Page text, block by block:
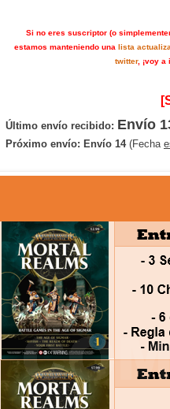
Si no eres suscriptor (o
estamos manteniendo una lista
twitter, ¡voy a
Último envío recibido: Envío
Próximo envío: Envío 14(Fecha